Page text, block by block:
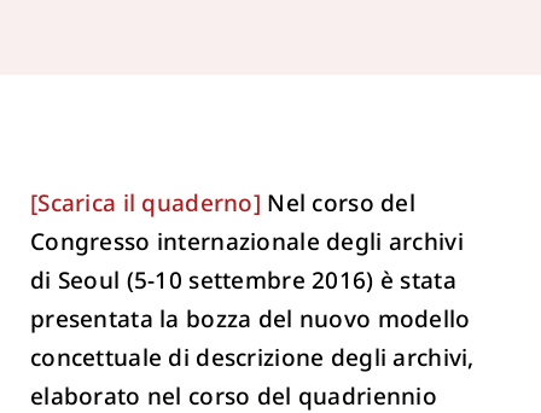
[Scarica il quaderno] Nel corso del
Congresso internazionale degli archivi
di Seoul (5-10 settembre 2016) è stata
presentata la bozza del nuovo modello
concettuale di descrizione degli archivi,
elaborato nel corso del quadriennio